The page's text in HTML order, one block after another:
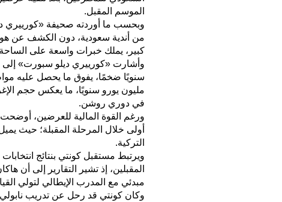
الموسم المقبل.
وبحسب ما أوردته صحيفة «كورييري
من أندية سعودية، دون الكشف عن
كبير، يملك خبرات واسعة على الساحة
وأشارت «كورييري ديلو سبورت» إلى
مليون يورو سنويًا، ما يعكس حجم
في دوري روشن.
ورغم القوة المالية للعرضين،
أولى خلال المرحلة المقبلة؛ حيث
التركية.
ويرتبط مستقبل كونتي بنتائج
المقبلين، إذ تشير التقارير إلى أن
مبدئي مع المدرب الإيطالي لتولي
وكان كونتي قد رحل عن تدريب